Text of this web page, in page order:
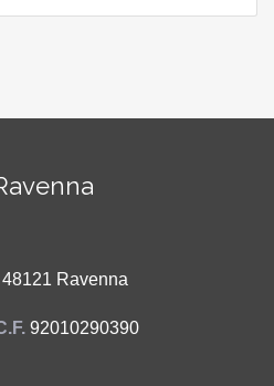
Ravenna
92010290390